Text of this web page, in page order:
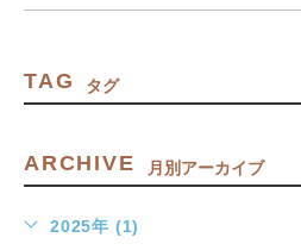
TAG タグ
ARCHIVE 月別アーカイブ
2025年 (1)